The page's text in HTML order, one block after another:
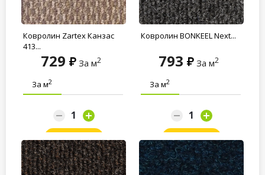
Ковролин Zartex Канзас
413...
729 За м2
За м2
Ковролин BONKEEL Next...
793 За м2
За м2